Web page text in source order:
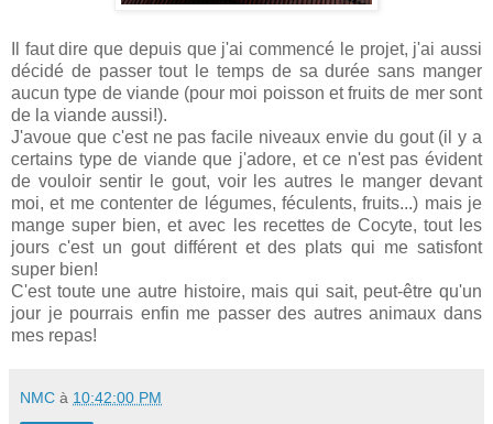
Il faut dire que depuis que j'ai commencé le projet, j'ai aussi
décidé de passer tout le temps de sa durée sans manger
aucun type de viande (pour moi poisson et fruits de mer sont
de la viande aussi!).
J'avoue que c'est ne pas facile niveaux envie du gout (il y a
certains type de viande que j'adore, et ce n'est pas évident
de vouloir sentir le gout, voir les autres le manger devant
moi, et me contenter de légumes, féculents, fruits...) mais je
mange super bien, et avec les recettes de Cocyte, tout les
jours c'est un gout différent et des plats qui me satisfont
super bien!
C'est toute une autre histoire, mais qui sait, peut-être qu'un
jour je pourrais enfin me passer des autres animaux dans
mes repas!
NMC à 10:42:00 PM